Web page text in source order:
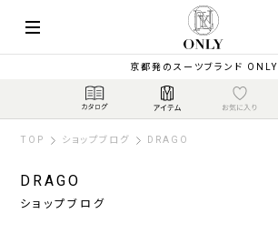
京都発のスーツブランド ONLY
TOP ショップブログ DRAGO
DRAGO
ショップブログ